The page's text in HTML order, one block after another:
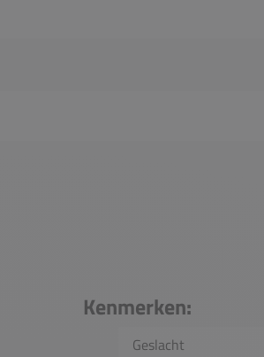
Kenmerken:
Geslacht